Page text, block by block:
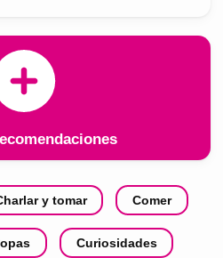
y tomar Comer
Curiosidades